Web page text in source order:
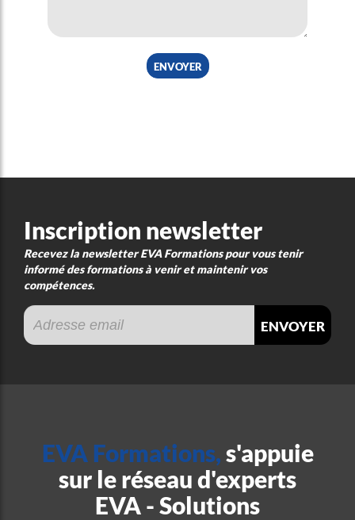
envoyer
Inscription newsletter
Recevez la newsletter EVA Formations pour vous tenir
informé des formations à venir et maintenir vos
compétences.
envoyer
EVA Formations,s'appuie
sur le réseau d'experts
EVA - Solutions